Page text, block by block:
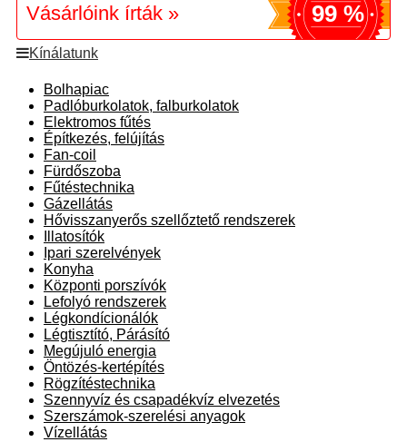
Vásárlóink írták » 99 %
Kínálatunk
Bolhapiac
Padlóburkolatok, falburkolatok
Elektromos fűtés
Építkezés, felújítás
Fan-coil
Fürdőszoba
Fűtéstechnika
Gázellátás
Hővisszanyerős szellőztető rendszerek
Illatosítók
Ipari szerelvények
Konyha
Központi porszívók
Lefolyó rendszerek
Légkondícionálók
Légtisztító, Párásító
Megújuló energia
Öntözés-kertépítés
Rögzítéstechnika
Szennyvíz és csapadékvíz elvezetés
Szerszámok-szerelési anyagok
Vízellátás